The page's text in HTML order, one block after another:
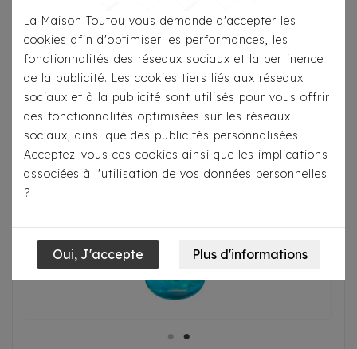
La Maison Toutou vous demande d'accepter les
cookies afin d'optimiser les performances, les
fonctionnalités des réseaux sociaux et la pertinence
de la publicité. Les cookies tiers liés aux réseaux
sociaux et à la publicité sont utilisés pour vous offrir
des fonctionnalités optimisées sur les réseaux
sociaux, ainsi que des publicités personnalisées.
Acceptez-vous ces cookies ainsi que les implications
associées à l'utilisation de vos données personnelles
?